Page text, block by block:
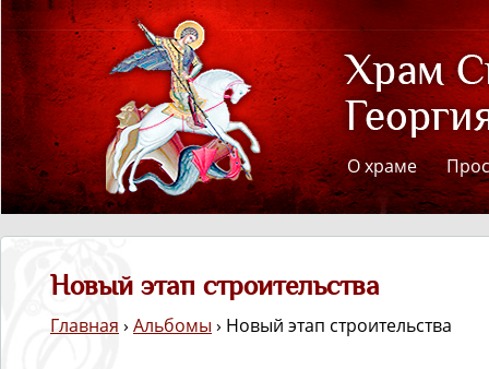
О храме
Новый этап строительства
Главная › Альбомы › Новый этап строительства